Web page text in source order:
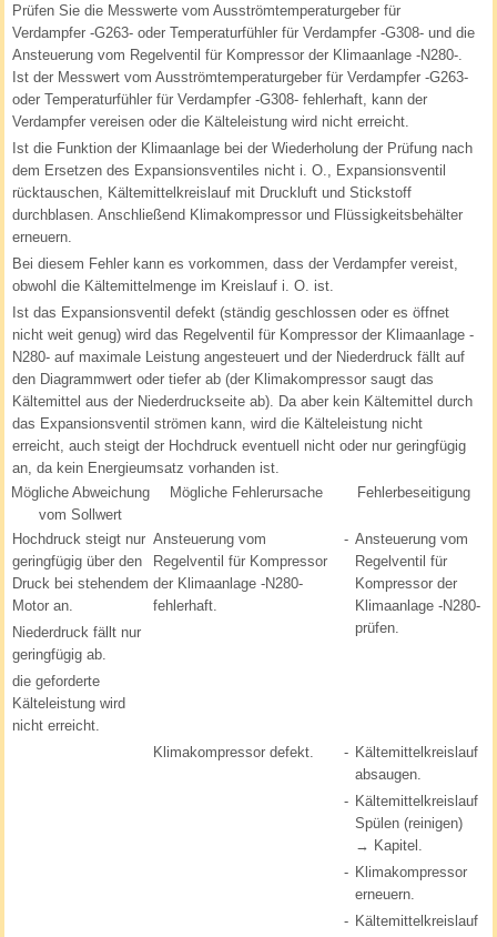
Prüfen Sie die Messwerte vom Ausströmtemperaturgeber für
Verdampfer -G263- oder Temperaturfühler für Verdampfer -G308- und die
Ansteuerung vom Regelventil für Kompressor der Klimaanlage -N280-.
Ist der Messwert vom Ausströmtemperaturgeber für Verdampfer -G263-
oder Temperaturfühler für Verdampfer -G308- fehlerhaft, kann der
Verdampfer vereisen oder die Kälteleistung wird nicht erreicht.
Ist die Funktion der Klimaanlage bei der Wiederholung der Prüfung nach
dem Ersetzen des Expansionsventiles nicht i. O., Expansionsventil
rücktauschen, Kältemittelkreislauf mit Druckluft und Stickstoff
durchblasen. Anschließend Klimakompressor und Flüssigkeitsbehälter
erneuern.
Bei diesem Fehler kann es vorkommen, dass der Verdampfer vereist,
obwohl die Kältemittelmenge im Kreislauf i. O. ist.
Ist das Expansionsventil defekt (ständig geschlossen oder es öffnet
nicht weit genug) wird das Regelventil für Kompressor der Klimaanlage -
N280- auf maximale Leistung angesteuert und der Niederdruck fällt auf
den Diagrammwert oder tiefer ab (der Klimakompressor saugt das
Kältemittel aus der Niederdruckseite ab). Da aber kein Kältemittel durch
das Expansionsventil strömen kann, wird die Kälteleistung nicht
erreicht, auch steigt der Hochdruck eventuell nicht oder nur geringfügig
an, da kein Energieumsatz vorhanden ist.
Mögliche Abweichung
vom Sollwert
Mögliche Fehlerursache Fehlerbeseitigung
Hochdruck steigt nur
geringfügig über den
Druck bei stehendem
Motor an.
Niederdruck fällt nur
geringfügig ab.
die geforderte
Kälteleistung wird
nicht erreicht.
Ansteuerung vom
Regelventil für Kompressor
der Klimaanlage -N280-
fehlerhaft.
- Ansteuerung vom
Regelventil für
Kompressor der
Klimaanlage -N280-
prüfen.
Klimakompressor defekt. - Kältemittelkreislauf
absaugen.
- Kältemittelkreislauf
Spülen (reinigen)
→ Kapitel.
- Klimakompressor
erneuern.
- Kältemittelkreislauf